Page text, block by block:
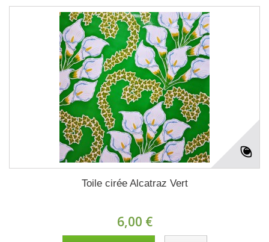
Toile cirée Alcatraz Vert
6,00 €